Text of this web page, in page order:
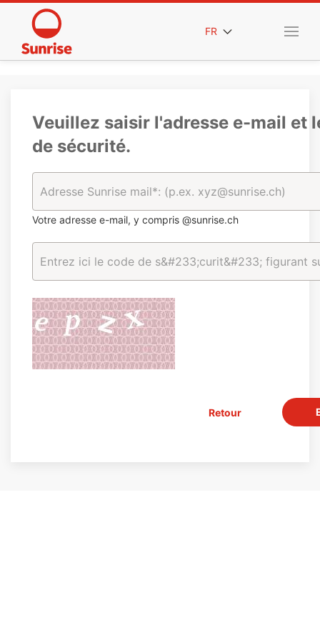
FR
Veuillez saisir l'adresse e-mail et
de sécurité.
Votre adresse e-mail, y compris @sunrise.ch
Retour